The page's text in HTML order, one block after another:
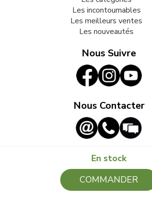
En stock
COMMANDER
Les incontournables
Les meilleurs ventes
Les nouveautés
Nous Suivre
Nous Contacter
© 2009-2026 LB82. Tous droits réservés -
SARL LB 82 - 13 Rue Louis Delage 44360
BRETAGNE